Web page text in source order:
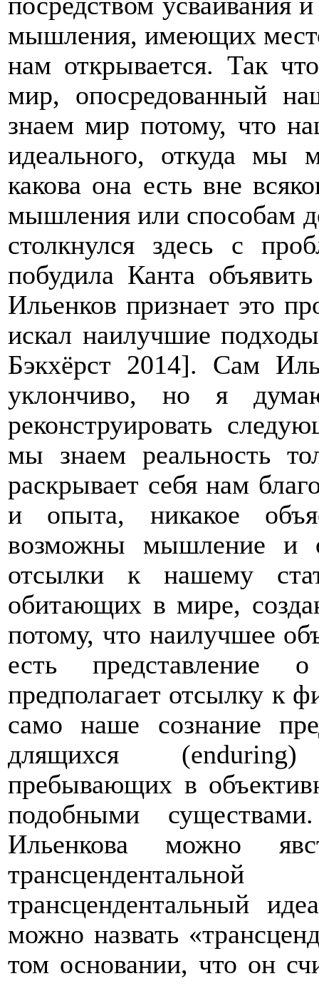
мышления, имеющих
нам открывается. Так
мир, опосредованный
знаем мир потому, что
идеального, откуда мы
какова она есть вне
мышления или способам
столкнулся здесь с
побудила Канта
Ильенков признает это
искал наилучшие
Бэкхёрст 2014]. Сам
уклончиво, но я
реконструировать
мы знаем реальность
раскрывает себя нам
и опыта, никакое
возможны мышление и
отсылки к нашему
обитающих в мире,
потому, что наилучшее
есть представление
предполагает отсылку к
само наше сознание
длящихся (enduring)
пребывающих в
подобными
Ильенкова можно
трансцендентальный
можно назвать
том основании, что он